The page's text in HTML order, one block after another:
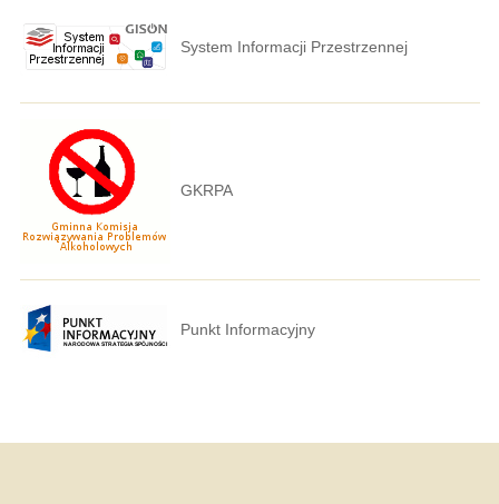
System Informacji Przestrzennej
GKRPA
Punkt Informacyjny